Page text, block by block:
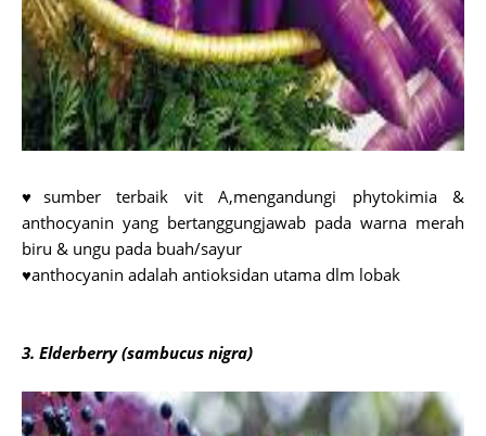
♥sumber terbaik vit A,mengandungi phytokimia &
anthocyanin yang bertanggungjawab pada warna merah
biru & ungu pada buah/sayur
♥anthocyanin adalah antioksidan utama dlm lobak
3. Elderberry (sambucus nigra)